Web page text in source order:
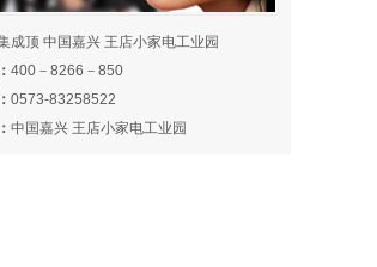
成顶 中国嘉兴 王店小家电工业园
400－8266－850
0573-83258522
中国嘉兴 王店小家电工业园